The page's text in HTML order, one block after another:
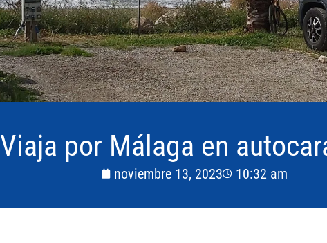
Viaja por Málaga en
noviembre 13, 2023 10:32 am